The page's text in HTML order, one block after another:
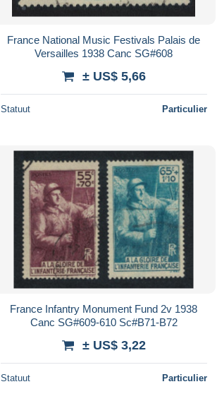
France National Music Festivals Palais de
Versailles 1938 Canc SG#608
± US$ 5,66
Statuut Particulier
France Infantry Monument Fund 2v 1938
Canc SG#609-610 Sc#B71-B72
± US$ 3,22
Statuut Particulier